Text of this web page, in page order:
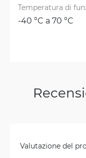
Temperatura di
-40 °C a 70 °C
Valutazione del